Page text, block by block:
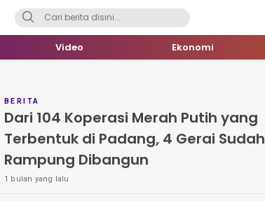
Video Ekonomi
BERITA
Dari 104 Koperasi Merah Putih yang
Terbentuk di Padang, 4 Gerai Sudah
Rampung Dibangun
1 bulan yang lalu